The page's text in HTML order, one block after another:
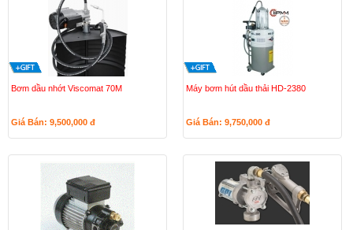
Bơm dầu nhớt Viscomat 70M
Giá Bán: 9,500,000 đ
Máy bơm hút dầu thải HD-2380
Giá Bán: 9,750,000 đ